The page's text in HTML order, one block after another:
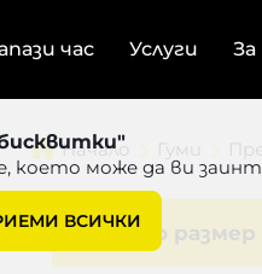
което може да ви
ВСИЧКИ
час Услуги
Начало Гуми
по размер